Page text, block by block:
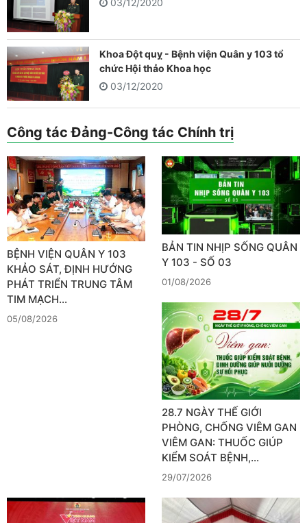
03/12/2020
Khoa Đột quỵ - Bệnh viện Quân y 103 tổ
chức Hội thảo Khoa học
03/12/2020
Công tác Đảng-Công tác Chính trị
BỆNH VIỆN QUÂN Y 103
KHẢO SÁT, ĐỊNH HƯỚNG
PHÁT TRIỂN TRUNG TÂM
TIM MẠCH…
05/08/2026
BẢN TIN NHỊP SỐNG QUÂN
Y 103 - SỐ 03
01/08/2026
28.7 NGÀY THẾ GIỚI
PHÒNG, CHỐNG VIÊM GAN
VIÊM GAN: THUỐC GIÚP
KIỂM SOÁT BỆNH,…
29/07/2026